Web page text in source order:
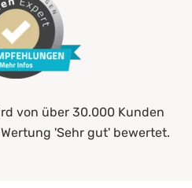
von über 30.000 Kunden
'Sehr gut' bewertet.